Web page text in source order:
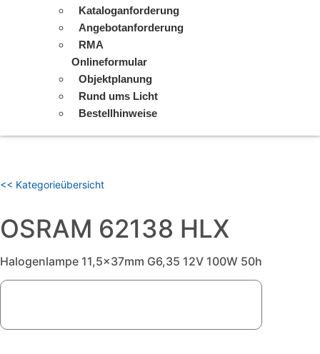
Kataloganforderung
Angebotanforderung
RMA
Onlineformular
Objektplanung
Rund ums Licht
Bestellhinweise
<< Kategorieübersicht
OSRAM 62138 HLX
Halogenlampe 11,5x37mm G6,35 12V 100W 50h